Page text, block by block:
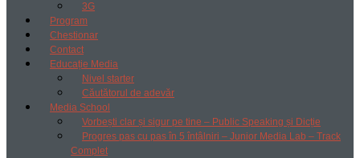
3G
Program
Chestionar
Contact
Educație Media
Nivel starter
Căutătorul de adevăr
Media School
Vorbești clar și sigur pe tine – Public Speaking și Dicție
Progres pas cu pas în 5 întâlniri – Junior Media Lab – Track
Complet